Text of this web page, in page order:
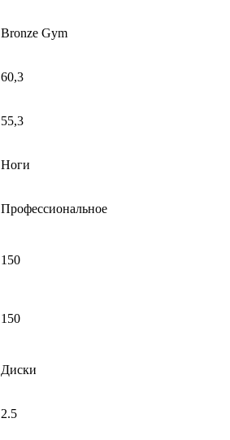
Bronze Gym
60,3
55,3
Ноги
Профессиональное
150
150
Диски
2.5